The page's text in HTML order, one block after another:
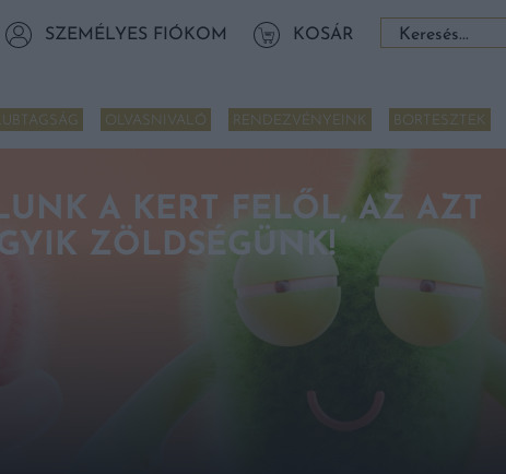
SZEMÉLYES FIÓKOM KOSÁR Keresés:
OLVASNIVALÓ RENDEZVÉNYEINK BORTESZTEK
A KERT FELŐL, AZ AZT
ZÖLDSÉGÜNK!